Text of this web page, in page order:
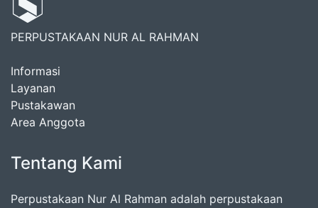
PERPUSTAKAAN NUR AL RAHMAN
Informasi
Layanan
Pustakawan
Area Anggota
Tentang Kami
Perpustakaan Nur Al Rahman adalah perpustakaan